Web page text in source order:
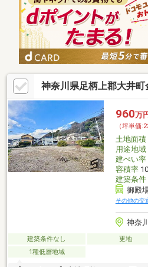
神奈川県足柄上郡大井町
960万
（坪単価
土地面積
用途地域
建ぺい率
容積率
建築条件
御殿
その他の交
神奈
建築条件なし 更地
1種低層地域